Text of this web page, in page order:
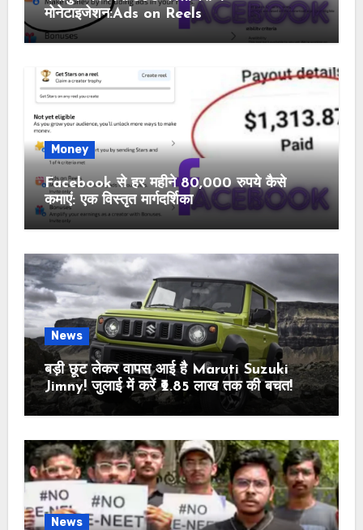
मोनेटाइजेशन:Ads on Reels
Money
Facebook से हर महीने 80,000 रुपये कैसे
कमाएं: एक विस्तृत मार्गदर्शिका
News
बड़ी छूट लेकर वापस आई है Maruti Suzuki
Jimny! जुलाई में करें ₹2.85 लाख तक की बचत!
News